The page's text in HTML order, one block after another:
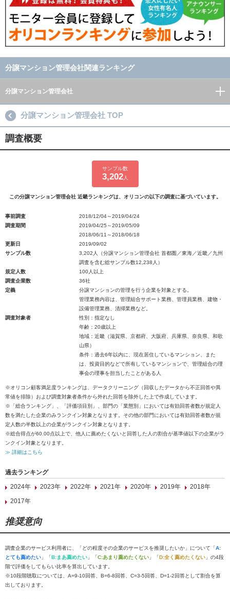
分譲マンション管理会社関連ランキング
分譲マンション管理会社
分譲マンション管理会社 TOP
調査概要
サンプル数
3,202人
この分譲マンション管理会社 近畿ランキングは、オリコンの以下の調査に基づいています。
事前調査
2018/12/04～2019/04/24
調査期間
2019/04/25～2019/05/09
2018/06/11～2018/06/18
更新日
2019/09/02
サンプル数
3,202人（分譲マンション管理会社 首都圏／東海／近畿／九州
調査を含む総サンプル数12,238人）
規定人数
100人以上
調査企業数
36社
定義
分譲マンションの管理を行う企業を対象とする。
管理業務内容は、管理組合サポート業務、管理員業務、建物・
設備管理業務、清掃業務など。
調査対象者
性別：指定なし
年齢：20歳以上
地域：近畿（滋賀県、京都府、大阪府、兵庫県、奈良県、和歌
山県）
条件：過去6年以内に、現在居住しているマンション、また
は、投資目的などで所有しているマンションで、管理組合の理
事会の理事を担当したことがある人
※オリコン顧客満足度ランキングは、データクリーニング（回収したデータから不正回答や異
常値を排除）および調査対象者条件から外れた回答を除外した上で作成しています。
※「総合ランキング」、「評価項目別」、部門の「業態別」においては有効回答者数が規定人
数を満たした企業のみランクイン対象となります。その他の部門においては有効回答者数が規
定人数の半数以上の企業がランクイン対象となります。
※総合得点が60.00点以上で、他人に薦めたくないと回答した人の割合が基準値以下の企業がラ
ンクイン対象となります。
≫ 詳細はこちら
過去ランキング
2024年
2023年 2022年 2021年 2020年 2019年
2018年
2017年
推奨意向
調査企業のサービス利用者に、「どの程度その企業のサービスを推奨したいか」について「A:
とても薦めたい 」「B:まあ薦めたい 」「C:あまり薦めたくない 」「D:全く薦めたくない 」の4段
階で評価をしてもらい比率を算出しています。
※10段階聴取については、A=9-10回答、B=6-8回答、C=3-5回答、D=1-2回答として割合を算
出しております。